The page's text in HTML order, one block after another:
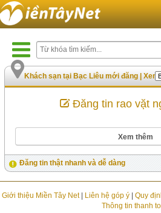
Khách sạn tại Bạc Liêu mới đăng |Xem
Đăng tin rao vặt
Xem thêm
Đăng tin thật nhanh và dễ dàng
Giới thiệu Miền Tây Net| Liên hệ góp ý| Quy
Thông tin thanh